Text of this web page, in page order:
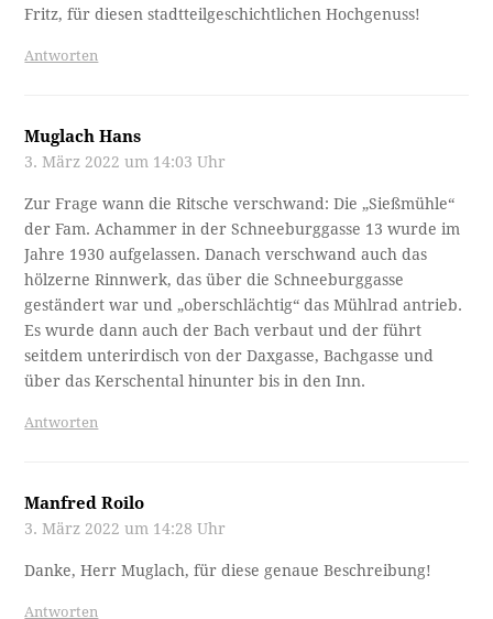
Fritz, für diesen stadtteilgeschichtlichen Hochgenuss!
Antworten
Muglach Hans
3. März 2022 um 14:03 Uhr
Zur Frage wann die Ritsche verschwand: Die „Sießmühle“
der Fam. Achammer in der Schneeburggasse 13 wurde im
Jahre 1930 aufgelassen. Danach verschwand auch das
hölzerne Rinnwerk, das über die Schneeburggasse
geständert war und „oberschlächtig“ das Mühlrad antrieb.
Es wurde dann auch der Bach verbaut und der führt
seitdem unterirdisch von der Daxgasse, Bachgasse und
über das Kerschental hinunter bis in den Inn.
Antworten
Manfred Roilo
3. März 2022 um 14:28 Uhr
Danke, Herr Muglach, für diese genaue Beschreibung!
Antworten